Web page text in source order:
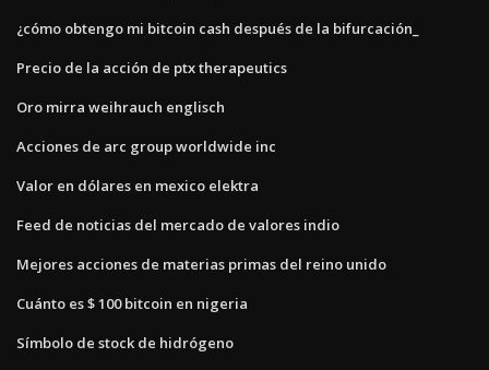
¿cómo obtengo mi bitcoin cash después de la bifurcación_
Precio de la acción de ptx therapeutics
Oro mirra weihrauch englisch
Acciones de arc group worldwide inc
Valor en dólares en mexico elektra
Feed de noticias del mercado de valores indio
Mejores acciones de materias primas del reino unido
Cuánto es $ 100 bitcoin en nigeria
Símbolo de stock de hidrógeno